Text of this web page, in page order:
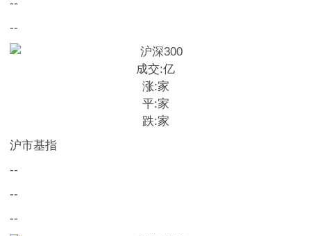
--
--
成交:亿
涨:家
平:家
跌:家
沪市基指
--
--
--